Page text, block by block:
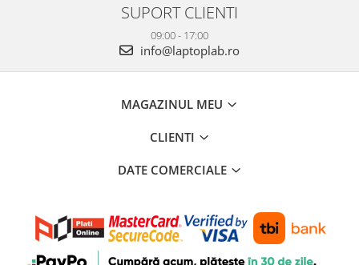
SUPORT CLIENTI
09:00 - 17:00
info@laptoplab.ro
MAGAZINUL MEU
CLIENTI
DATE COMERCIALE